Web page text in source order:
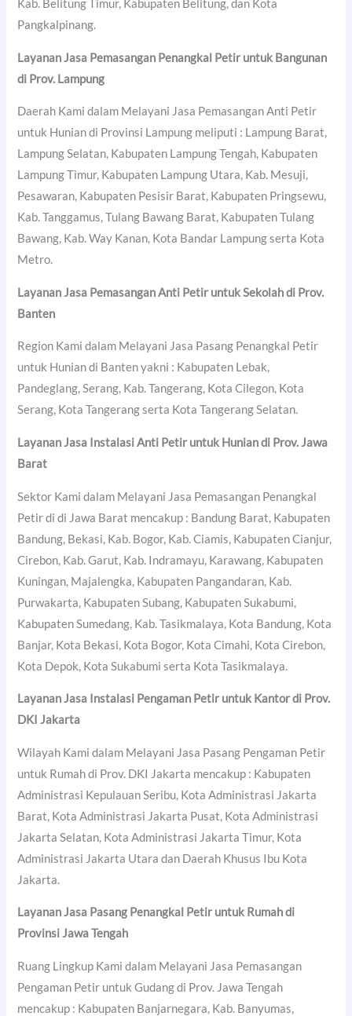
Kab. Belitung Timur, Kabupaten Belitung, dan Kota
Pangkalpinang.
Layanan Jasa Pemasangan Penangkal Petir untuk Bangunan
di Prov. Lampung
Daerah Kami dalam Melayani Jasa Pemasangan Anti Petir
untuk Hunian di Provinsi Lampung meliputi : Lampung Barat,
Lampung Selatan, Kabupaten Lampung Tengah, Kabupaten
Lampung Timur, Kabupaten Lampung Utara, Kab. Mesuji,
Pesawaran, Kabupaten Pesisir Barat, Kabupaten Pringsewu,
Kab. Tanggamus, Tulang Bawang Barat, Kabupaten Tulang
Bawang, Kab. Way Kanan, Kota Bandar Lampung serta Kota
Metro.
Layanan Jasa Pemasangan Anti Petir untuk Sekolah di Prov.
Banten
Region Kami dalam Melayani Jasa Pasang Penangkal Petir
untuk Hunian di Banten yakni : Kabupaten Lebak,
Pandeglang, Serang, Kab. Tangerang, Kota Cilegon, Kota
Serang, Kota Tangerang serta Kota Tangerang Selatan.
Layanan Jasa Instalasi Anti Petir untuk Hunian di Prov. Jawa
Barat
Sektor Kami dalam Melayani Jasa Pemasangan Penangkal
Petir di di Jawa Barat mencakup : Bandung Barat, Kabupaten
Bandung, Bekasi, Kab. Bogor, Kab. Ciamis, Kabupaten Cianjur,
Cirebon, Kab. Garut, Kab. Indramayu, Karawang, Kabupaten
Kuningan, Majalengka, Kabupaten Pangandaran, Kab.
Purwakarta, Kabupaten Subang, Kabupaten Sukabumi,
Kabupaten Sumedang, Kab. Tasikmalaya, Kota Bandung, Kota
Banjar, Kota Bekasi, Kota Bogor, Kota Cimahi, Kota Cirebon,
Kota Depok, Kota Sukabumi serta Kota Tasikmalaya.
Layanan Jasa Instalasi Pengaman Petir untuk Kantor di Prov.
DKI Jakarta
Wilayah Kami dalam Melayani Jasa Pasang Pengaman Petir
untuk Rumah di Prov. DKI Jakarta mencakup : Kabupaten
Administrasi Kepulauan Seribu, Kota Administrasi Jakarta
Barat, Kota Administrasi Jakarta Pusat, Kota Administrasi
Jakarta Selatan, Kota Administrasi Jakarta Timur, Kota
Administrasi Jakarta Utara dan Daerah Khusus Ibu Kota
Jakarta.
Layanan Jasa Pasang Penangkal Petir untuk Rumah di
Provinsi Jawa Tengah
Ruang Lingkup Kami dalam Melayani Jasa Pemasangan
Pengaman Petir untuk Gudang di Prov. Jawa Tengah
mencakup : Kabupaten Banjarnegara, Kab. Banyumas,